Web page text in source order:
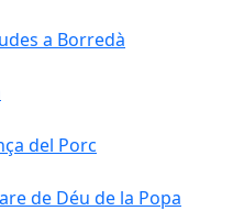
a Borredà
del Porc
de Déu de la Popa